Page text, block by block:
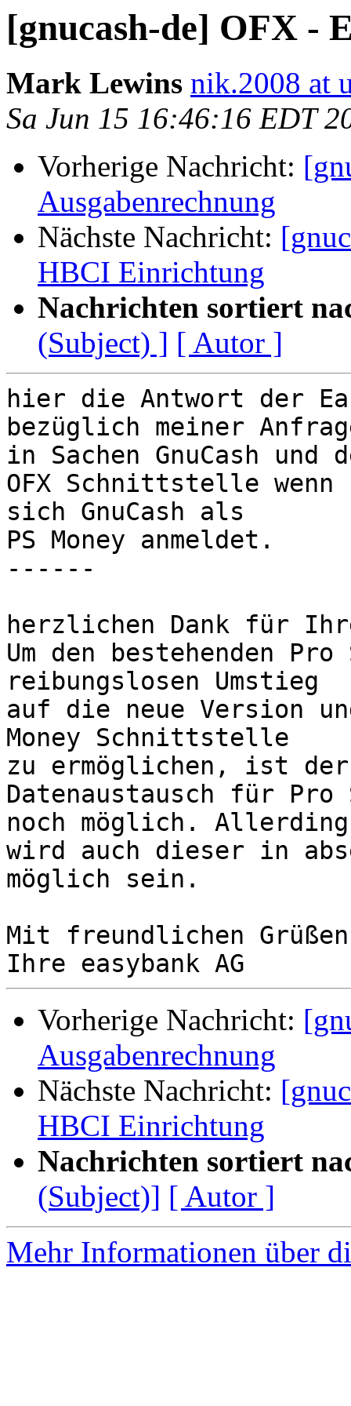
[gnucash-de] OFX -
Mark Lewins nik.2008 at
Sa Jun 15 16:46:16 EDT
Vorherige Nachricht:
Ausgabenrechnung
Nächste Nachricht:
HBCI Einrichtung
Nachrichten sortiert
(Subject) ] [ Autor ]
hier die Antwort der
bezüglich meiner
in Sachen GnuCash
OFX Schnittstelle wenn
sich GnuCash als
PS Money anmeldet.
------
herzlichen Dank für
Um den bestehenden
reibungslosen Umstieg
auf die neue Version
Money Schnittstelle
zu ermöglichen, ist der
Datenaustausch für Pro
noch möglich.
wird auch dieser in
möglich sein.
Mit freundlichen Grüßen
Vorherige Nachricht:
Ausgabenrechnung
Nächste Nachricht:
HBCI Einrichtung
Nachrichten sortiert
(Subject)] [ Autor ]
Mehr Informationen über